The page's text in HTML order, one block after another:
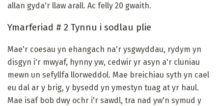
allan gyda'r llaw arall. Ac felly 20 gwaith.
Ymarferiad # 2 Tynnu i sodlau plie
Mae'r coesau yn ehangach na'r ysgwyddau, rydym yn
disgyn i'r mwyaf, hynny yw, cedwir yr asyn a'r cluniau
mewn un sefyllfa llorweddol. Mae breichiau syth yn cael
eu dal ar y brig, y bysedd yn ymestyn tuag at yr haul.
Mae isaf bob dwy ochr i'r sawdl, tra nad yw'n symud y